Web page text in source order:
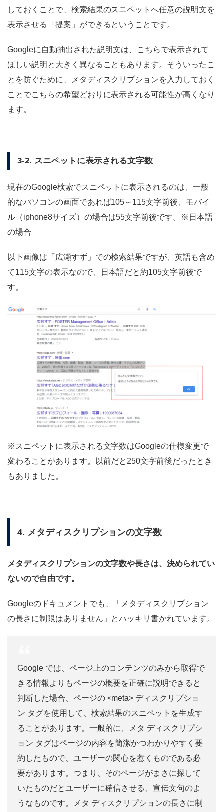
しておくことで、検索結果のスニペットへ任意の説明文を
表示させる「提案」ができるということです。
Googleに自動抽出された説明文は、こちらで表示されて
ほしい説明と大きく異なることもあります。そういったこ
とを防ぐために、メタディスクリプションを入力しておく
ことでこちらの希望どおりに表示される可能性が高くなり
ます。
3-2. スニペットに表示される文字数
現在のGoogle検索でスニペットに表示されるのは、一般
的なパソコンの画面であれば105～115文字前後、モバイ
ル（iphone8サイズ）の場合は55文字前後です。※日本語
の場合
以下画像は「広瀬すず」での検索結果ですが、英語も含め
て115文字の表示なので、日本語だと約105文字前後で
す。
※スニペットに表示される文字数はGoogleの仕様変更で
変わることがあります。以前だと250文字前後だったとき
もありました。
4. メタディスクリプションの文字数
メタディスクリプションの文字数や長さは、決められてい
ないので自由です。
Googleのドキュメントでも、「メタディスクリプション
の長さに制限はありません」とハッキリ書かれています。
Google では、ページ上のコンテンツのみから取得で
きる情報よりもページの概要を正確に説明できると
判断した場合、ページの <meta> ディスクリプショ
ン タグを使用して、検索結果のスニペットを生成す
ることがあります。一般的に、メタ ディスクリプシ
ョン タグはページの内容を簡潔かつわかりやすく要
約したもので、ユーザーの関心を惹くものである必
要があります。つまり、そのページがまさに探して
いたものだとユーザーに確信させる、宣伝文句のよ
うなものです。メタ ディスクリプションの長さに制